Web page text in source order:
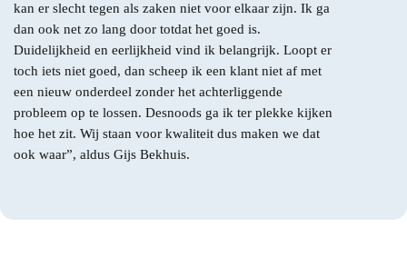
kan er slecht tegen als zaken niet voor elkaar zijn. Ik ga
dan ook net zo lang door totdat het goed is.
Duidelijkheid en eerlijkheid vind ik belangrijk. Loopt er
toch iets niet goed, dan scheep ik een klant niet af met
een nieuw onderdeel zonder het achterliggende
probleem op te lossen. Desnoods ga ik ter plekke kijken
hoe het zit. Wij staan voor kwaliteit dus maken we dat
ook waar”, aldus Gijs Bekhuis.